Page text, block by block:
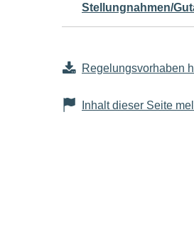
Stellungnahmen/
Regelungsvorhaben
Inhalt dieser Seite